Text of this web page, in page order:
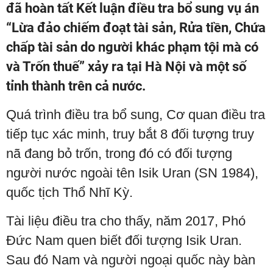
đã hoàn tất Kết luận điều tra bổ sung vụ án
“Lừa đảo chiếm đoạt tài sản, Rửa tiền, Chứa
chấp tài sản do người khác phạm tội mà có
và Trốn thuế” xảy ra tại Hà Nội và một số
tỉnh thành trên cả nước.
Quá trình điều tra bổ sung, Cơ quan điều tra
tiếp tục xác minh, truy bắt 8 đối tượng truy
nã đang bỏ trốn, trong đó có đối tượng
người nước ngoài tên Isik Uran (SN 1984),
quốc tịch Thổ Nhĩ Kỳ.
Tài liệu điều tra cho thấy, năm 2017, Phó
Đức Nam quen biết đối tượng Isik Uran.
Sau đó Nam và người ngoại quốc này bàn